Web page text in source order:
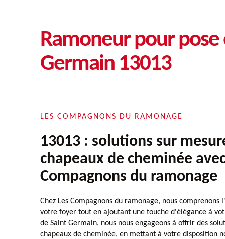
Ramoneur pour
Germain 13013
LES COMPAGNONS DU RAMONAGE
13013 : solutions sur
chapeaux de cheminée
Compagnons du ramonage
Chez Les Compagnons du ramonage, nous
votre foyer tout en ajoutant une touche d'élégance à
de Saint Germain, nous nous engageons à offrir des
chapeaux de cheminée, en mettant à votre disposition